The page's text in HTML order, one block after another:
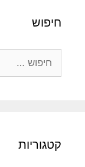
חיפוש
קטגוריות